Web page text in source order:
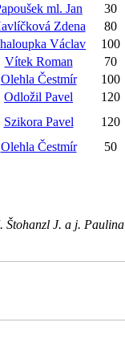
ml. Jan
30
Zdena
80
Václav
100
Vítek Roman
70
Olehla Čestmír
100
Odložil Pavel
120
Szikora Pavel
120
Olehla Čestmír
50
Štohanzl J. a j. Paulina